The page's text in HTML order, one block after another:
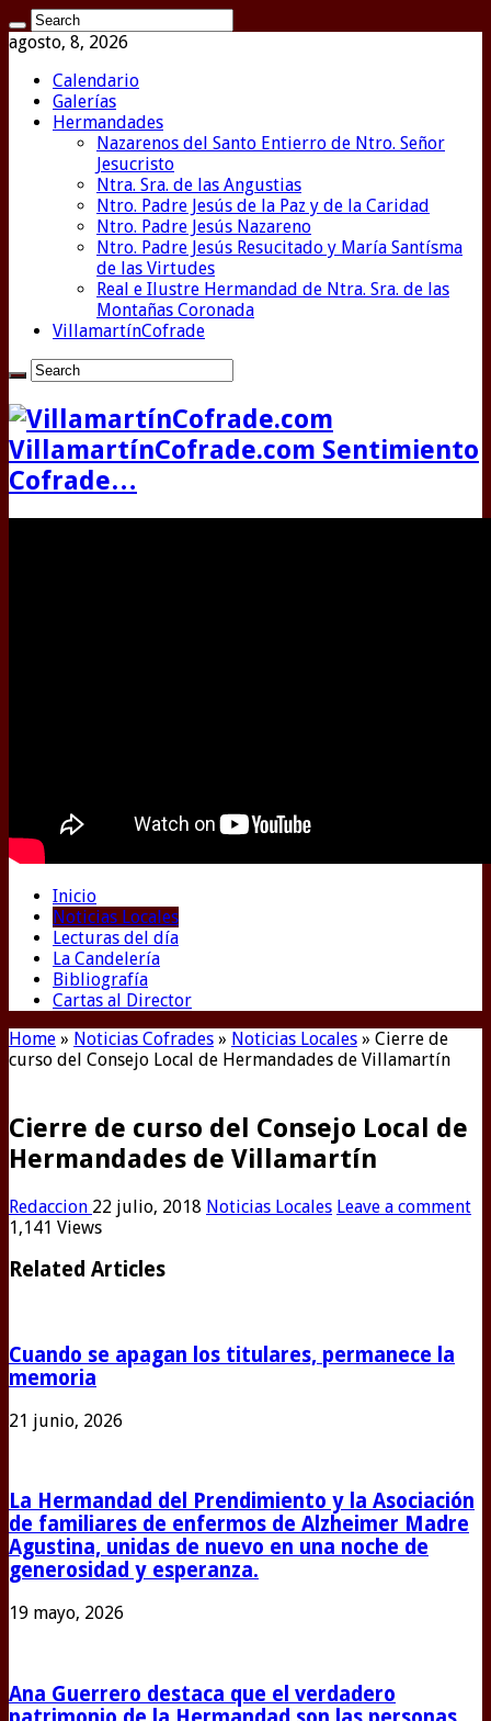
agosto, 8, 2026
Calendario
Galerías
Hermandades
Nazarenos del Santo Entierro de Ntro. Señor
Jesucristo
Ntra. Sra. de las Angustias
Ntro. Padre Jesús de la Paz y de la Caridad
Ntro. Padre Jesús Nazareno
Ntro. Padre Jesús Resucitado y María Santísma
de las Virtudes
Real e Ilustre Hermandad de Ntra. Sra. de las
Montañas Coronada
VillamartínCofrade
VillamartínCofrade.com Sentimiento
Cofrade…
Inicio
Noticias Locales
Lecturas del día
La Candelería
Bibliografía
Cartas al Director
Home » Noticias Cofrades » Noticias Locales » Cierre de
curso del Consejo Local de Hermandades de Villamartín
Cierre de curso del Consejo Local de
Hermandades de Villamartín
Redaccion 22 julio, 2018 Noticias Locales Leave a comment
1,141 Views
Related Articles
Cuando se apagan los titulares, permanece la
memoria
21 junio, 2026
La Hermandad del Prendimiento y la Asociación
de familiares de enfermos de Alzheimer Madre
Agustina, unidas de nuevo en una noche de
generosidad y esperanza.
19 mayo, 2026
Ana Guerrero destaca que el verdadero